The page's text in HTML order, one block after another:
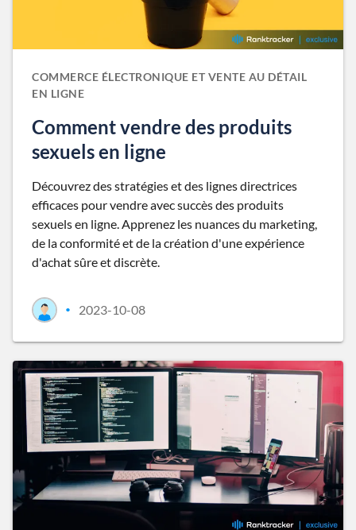
COMMERCE ÉLECTRONIQUE ET VENTE AU DÉTAIL
EN LIGNE
Comment vendre des produits
sexuels en ligne
Découvrez des stratégies et des lignes directrices
efficaces pour vendre avec succès des produits
sexuels en ligne. Apprenez les nuances du marketing,
de la conformité et de la création d'une expérience
d'achat sûre et discrète.
• 2023-10-08